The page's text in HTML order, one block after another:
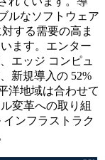
ルなソフトウェア
する需要の高ま
ます。エンター
エッジ コンピュ
新規導入の 52%
洋地域は合わせて
変革への取り組
ンフラストラク